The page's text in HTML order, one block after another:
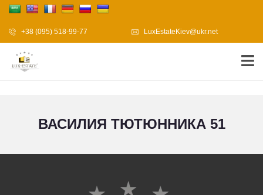
+38 (095) 518-99-77 LuxEstateKiev@ukr.net
ВАСИЛИЯ ТЮТЮННИКА 51